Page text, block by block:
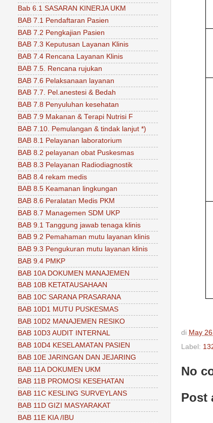
di May
Label:
No
Post
Bab 6.1 SASARAN KINERJA UKM
BAB 7.1 Pendaftaran Pasien
BAB 7.2 Pengkajian Pasien
BAB 7.3 Keputusan Layanan Klinis
BAB 7.4 Rencana Layanan Klinis
BAB 7.5. Rencana rujukan
BAB 7.6 Pelaksanaan layanan
BAB 7.7. Pel.anestesi & Bedah
BAB 7.8 Penyuluhan kesehatan
BAB 7.9 Makanan & Terapi Nutrisi F
BAB 7.10. Pemulangan & tindak lanjut *)
BAB 8.1 Pelayanan laboratorium
BAB 8.2 pelayanan obat Puskesmas
BAB 8.3 Pelayanan Radiodiagnostik
BAB 8.4 rekam medis
BAB 8.5 Keamanan lingkungan
BAB 8.6 Peralatan Medis PKM
BAB 8.7 Managemen SDM UKP
BAB 9.1 Tanggung jawab tenaga klinis
BAB 9.2 Pemahaman mutu layanan klinis
BAB 9.3 Pengukuran mutu layanan klinis
BAB 9.4 PMKP
BAB 10A DOKUMEN MANAJEMEN
BAB 10B KETATAUSAHAAN
BAB 10C SARANA PRASARANA
BAB 10D1 MUTU PUSKESMAS
BAB 10D2 MANAJEMEN RESIKO
BAB 10D3 AUDIT INTERNAL
BAB 10D4 KESELAMATAN PASIEN
BAB 10E JARINGAN DAN JEJARING
BAB 11A DOKUMEN UKM
BAB 11B PROMOSI KESEHATAN
BAB 11C KESLING SURVEYLANS
BAB 11D GIZI MASYARAKAT
BAB 11E KIA /IBU